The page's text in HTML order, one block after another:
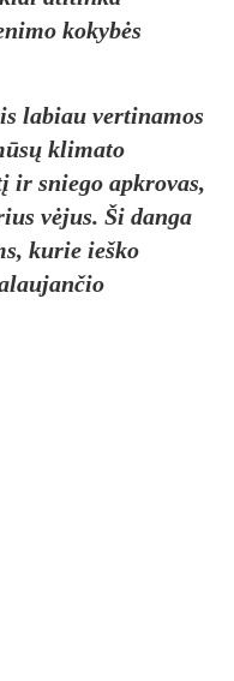
kokybės
labiau vertinamos
klimato
ir sniego apkrovas,
vėjus. Ši danga
kurie ieško